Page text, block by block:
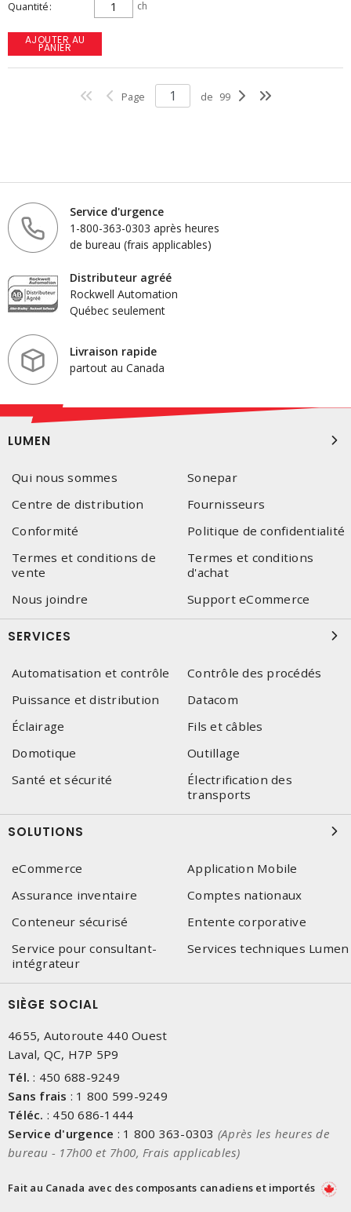
Quantité ch
AJOUTER AU
PANIER
Page de 99
Service d'urgence
1-800-363-0303 après heures
de bureau (frais applicables)
Distributeur agréé
Rockwell Automation
Québec seulement
Livraison rapide
partout au Canada
LUMEN
Qui nous sommes
Sonepar
Centre de distribution
Fournisseurs
Conformité
Politique de confidentialité
Termes et conditions de
vente
Termes et conditions
d'achat
Nous joindre
Support eCommerce
SERVICES
Automatisation et contrôle
Contrôle des procédés
Puissance et distribution
Datacom
Éclairage
Fils et câbles
Domotique
Outillage
Santé et sécurité
Électrification des
transports
SOLUTIONS
eCommerce
Application Mobile
Assurance inventaire
Comptes nationaux
Conteneur sécurisé
Entente corporative
Service pour consultant-
intégrateur
Services techniques Lumen
SIÈGE SOCIAL
4655, Autoroute 440 Ouest
Laval, QC, H7P 5P9
Tél. : 450 688-9249
Sans frais : 1 800 599-9249
Téléc. : 450 686-1444
Service d'urgence : 1 800 363-0303 (Après les heures de
bureau - 17h00 et 7h00, Frais applicables)
Fait au Canada avec des composants canadiens et importés